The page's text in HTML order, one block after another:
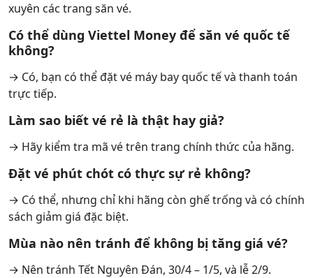
xuyên các trang săn vé.
Có thể dùng Viettel Money để săn vé quốc tế
không?
→ Có, bạn có thể đặt vé máy bay quốc tế và thanh toán
trực tiếp.
Làm sao biết vé rẻ là thật hay giả?
→ Hãy kiểm tra mã vé trên trang chính thức của hãng.
Đặt vé phút chót có thực sự rẻ không?
→ Có thể, nhưng chỉ khi hãng còn ghế trống và có chính
sách giảm giá đặc biệt.
Mùa nào nên tránh để không bị tăng giá vé?
→ Nên tránh Tết Nguyên Đán, 30/4 – 1/5, và lễ 2/9.